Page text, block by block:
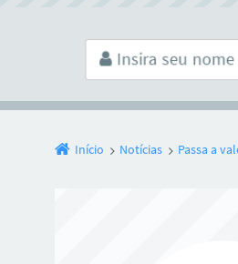
Início Notícias Passa a